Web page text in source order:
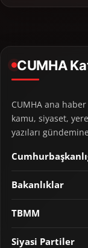
CUMHA
CUMHA ana
kamu, siyaset,
yazıları
Bakanlıklar
TBMM
Siyasi Partiler